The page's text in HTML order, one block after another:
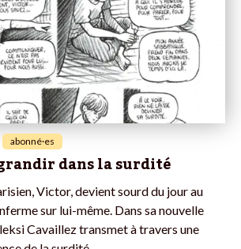
abonné·es
grandir dans la surdité
Victor, devient sourd du jour au
sur lui-même. Dans sa nouvelle
Cavaillez transmet à travers une